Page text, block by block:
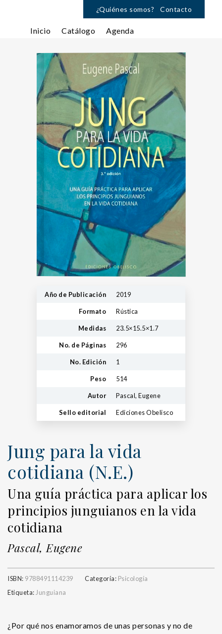
¿Quiénes somos? Contacto
Inicio Catálogo Agenda
Año de Publicación 2019
Formato Rústica
Medidas 23.5×15.5×1.7
No. de Páginas 296
No. Edición 1
Peso 514
Autor Pascal, Eugene
Sello editorial Ediciones Obelisco
Jung para la vida
cotidiana (N.E.)
Una guía práctica para aplicar los
principios junguianos en la vida
cotidiana
Pascal, Eugene
ISBN: 9788491114239 Categoría: Psicología
Etiqueta: Junguiana
¿Por qué nos enamoramos de unas personas y no de